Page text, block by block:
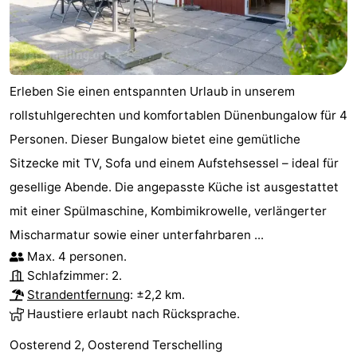
Erleben Sie einen entspannten Urlaub in unserem
rollstuhlgerechten und komfortablen Dünenbungalow für 4
Personen. Dieser Bungalow bietet eine gemütliche
Sitzecke mit TV, Sofa und einem Aufstehsessel – ideal für
gesellige Abende. Die angepasste Küche ist ausgestattet
mit einer Spülmaschine, Kombimikrowelle, verlängerter
Mischarmatur sowie einer unterfahrbaren ...
Max. 4 personen.
Schlafzimmer: 2.
Strandentfernung: ±2,2 km.
Haustiere erlaubt nach Rücksprache.
Oosterend 2, Oosterend Terschelling